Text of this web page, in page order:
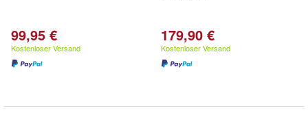
99,95 €
Kostenloser Versand
179,90 €
Kostenloser Versand